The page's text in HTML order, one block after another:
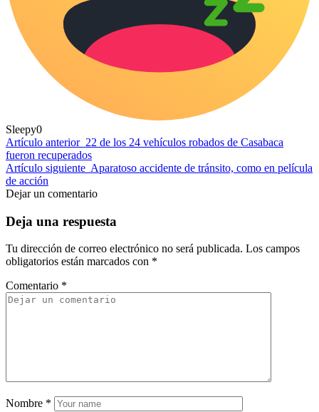
Sleepy0
Artículo anterior 22 de los 24 vehículos robados de Casabaca
fueron recuperados
Artículo siguiente Aparatoso accidente de tránsito, como en película
de acción
Dejar un comentario
Deja una respuesta
Tu dirección de correo electrónico no será publicada. Los campos
obligatorios están marcados con *
Comentario *
Nombre *